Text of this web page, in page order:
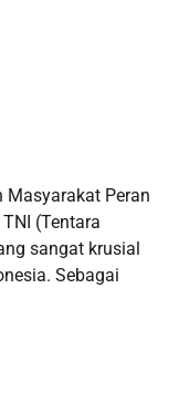
Masyarakat Peran
(Tentara
sangat krusial
Sebagai